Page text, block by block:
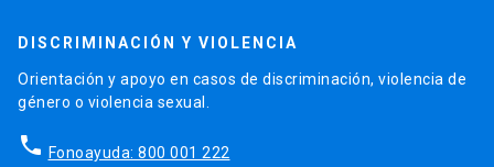
DISCRIMINACIÓN Y VIOLENCIA
Orientación y apoyo en casos de discriminación, violencia de
género o violencia sexual.
phone Fonoayuda: 800 001 222